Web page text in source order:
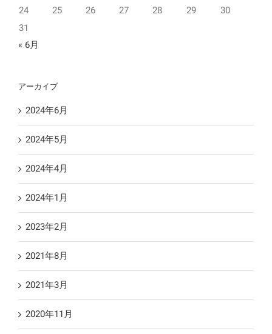
24
25 26 27 28 29
30
31
« 6月
アーカイブ
2024年6月
2024年5月
2024年4月
2024年1月
2023年2月
2021年8月
2021年3月
2020年11月